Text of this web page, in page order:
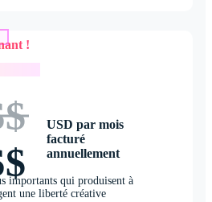
USD par mois
facturé
annuellement
importants qui produisent à
une liberté créative